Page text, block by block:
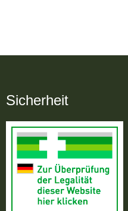
Sicherheit